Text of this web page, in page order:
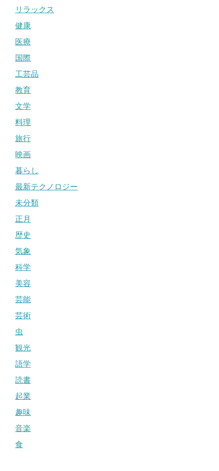
リラックス
健康
医療
国際
工芸品
教育
文学
料理
旅行
映画
暮らし
最新テクノロジー
未分類
正月
歴史
気象
科学
美容
芸能
芸術
虫
観光
語学
読書
起業
趣味
音楽
食